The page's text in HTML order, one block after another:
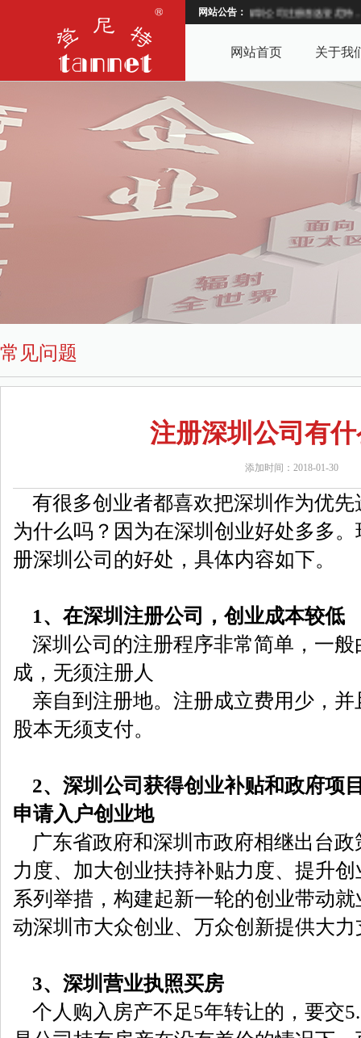
网站公告：深圳公司注册首选登尼特，
网站首页 关于我
常见问题
注册深圳公司有
添加时间：2018-01-30
有很多创业者都喜欢把深圳作为优先
为什么吗？因为在深圳创业好处多多
册深圳公司的好处，具体内容如下。
1、在深圳注册公司，创业成本较低
深圳公司的注册程序非常简单，一般
成，无须注册人
亲自到注册地。注册成立费用少，并
股本无须支付。
2、深圳公司获得创业补贴和政府项
申请入户创业地
广东省政府和深圳市政府相继出台政
力度、加大创业扶持补贴力度、提升
系列举措，构建起新一轮的创业带动
动深圳市大众创业、万众创新提供大力
3、深圳营业执照买房
个人购入房产不足5年转让的，要交